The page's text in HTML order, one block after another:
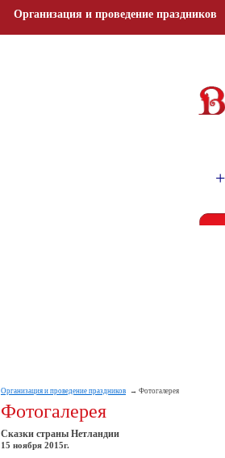
Организация и проведение праздников
Организация и проведение праздников Фотогалерея
Фотогалерея
Сказки страны Нетландии
15 ноября 2015г.